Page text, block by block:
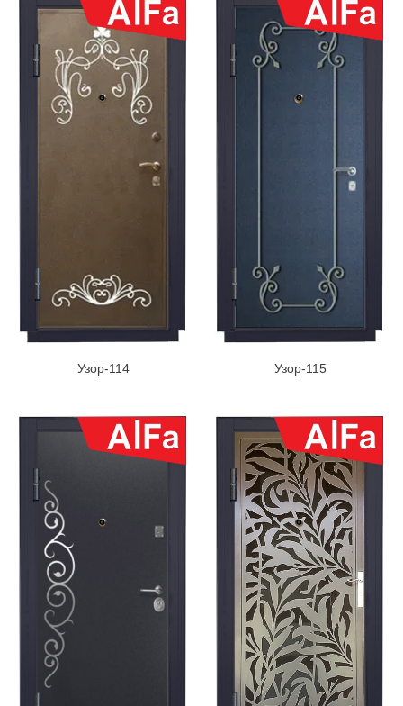
Узор-114 Узор-115